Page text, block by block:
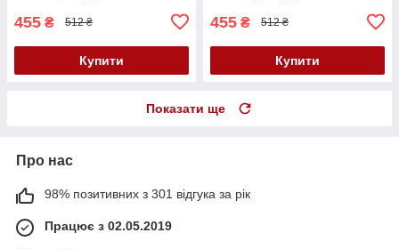
455 ₴ 512 ₴
Купити
455 ₴ 512 ₴
Купити
Показати ще
Про нас
98% позитивних з 301 відгука за рік
Працює з 02.05.2019